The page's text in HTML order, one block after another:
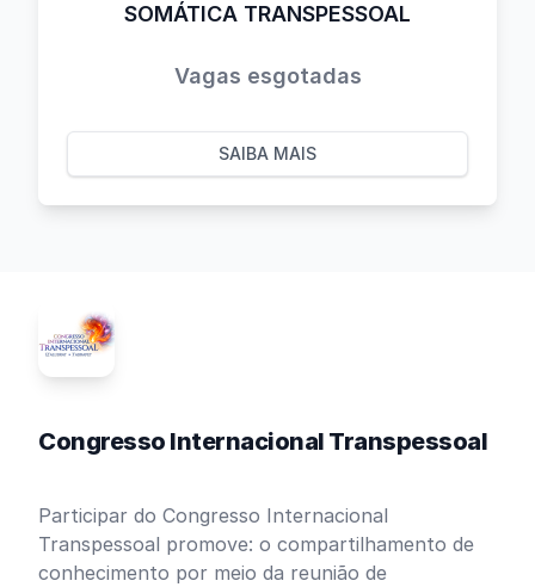
SOMÁTICA TRANSPESSOAL
Vagas esgotadas
SAIBA MAIS
Congresso Internacional Transpessoal
Participar do Congresso Internacional
Transpessoal promove: o compartilhamento de
conhecimento por meio da reunião de